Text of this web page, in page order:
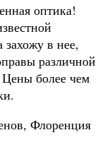
оптика!
захожу в нее,
различной
более чем
Флоренция